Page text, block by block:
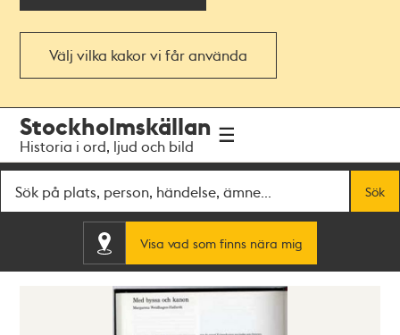
Välj vilka kakor vi får använda
navigationen
huvudinnehållet
Stockholmskällan
Historia i ord, ljud och bild
Sök
Visa vad som finns nära mig